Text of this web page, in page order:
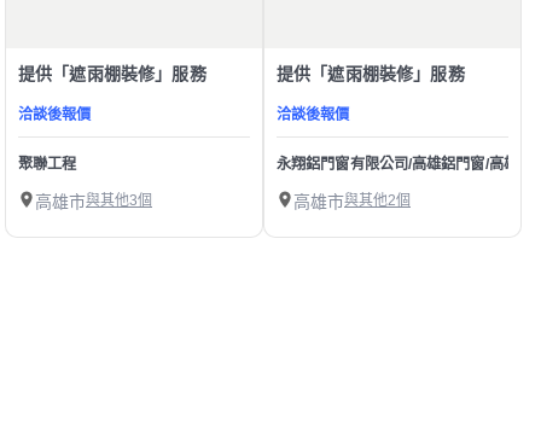
提供「遮雨棚裝修」服務
洽談後報價
聚聯工程
高雄市與其他3個
提供「遮雨棚裝修」服務
洽談後報價
永翔鋁門窗有限公司/高雄鋁門窗/高雄氣
高雄市與其他2個